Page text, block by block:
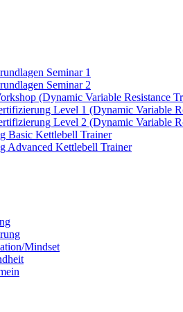
Seminar 1
Seminar 2
(Dynamic Variable Resistance
Level 1 (Dynamic Variable
Level 2 (Dynamic Variable
Basic Kettlebell Trainer
Advanced Kettlebell Trainer
Mindset